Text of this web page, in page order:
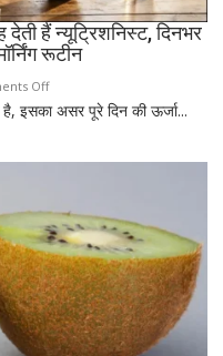
हैं न्यूट्रिशनिस्ट, दिनभर
रूटीन
Offon
सुबह
चीजें
लेने
की
सलाह
देती
इसका असर पूरे दिन की ऊर्जा...